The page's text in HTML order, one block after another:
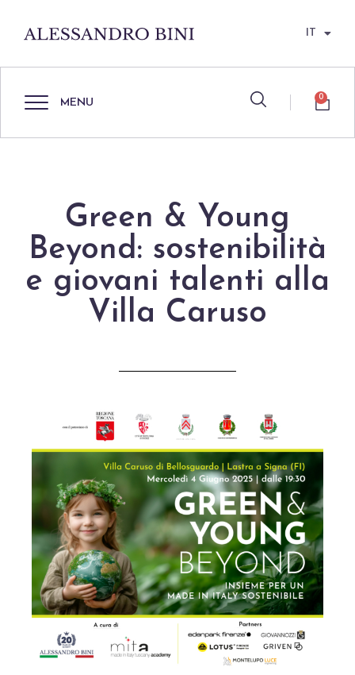
IT
MENU 0
Green & Young
Beyond: sostenibilità
e giovani talenti alla
Villa Caruso